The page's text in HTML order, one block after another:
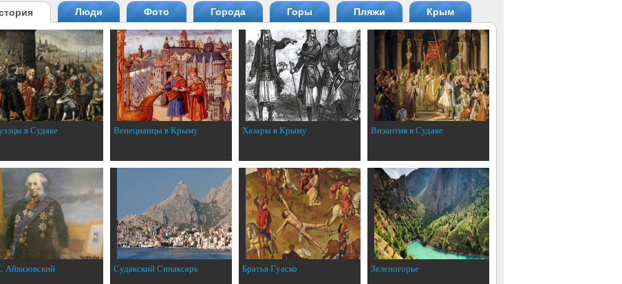
Люди Фото Города Горы Пляжи Крым
в Судаке Венецианцы в Крыму Хазары в Крыму Византия в Судаке
Айвазовский Судакский Синаксарь Братья Гуаско Зеленогорье